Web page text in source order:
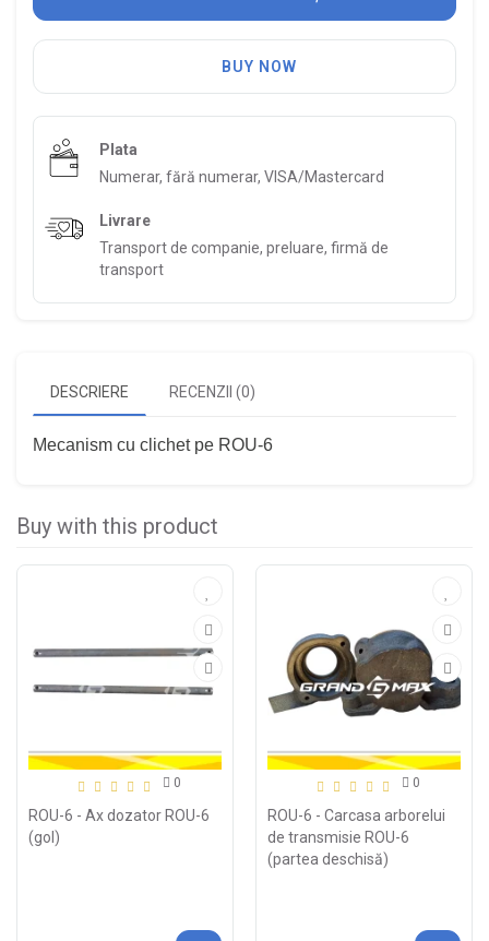
BUY NOW
Plata
Numerar, fără numerar, VISA/Mastercard
Livrare
Transport de companie, preluare, firmă de
transport
DESCRIERE RECENZII (0)
Mecanism cu clichet pe ROU-6
Buy with this product
0
ROU-6 - Ax dozator ROU-6
(gol)
0
ROU-6 - Carcasa arborelui
de transmisie ROU-6
(partea deschisă)